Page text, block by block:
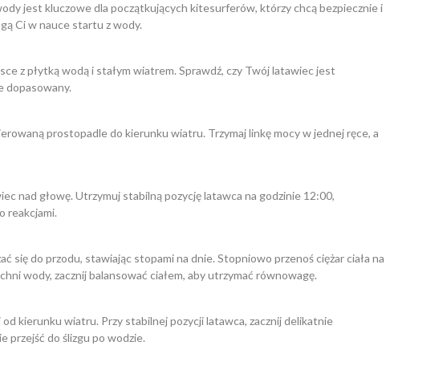
jest kluczowe dla początkujących kitesurferów, którzy chcą bezpiecznie i
Ci w nauce startu z wody.
z płytką wodą i stałym wiatrem. Sprawdź, czy Twój latawiec jest
dopasowany.
prostopadle do kierunku wiatru. Trzymaj linkę mocy w jednej ręce, a
nad głowę. Utrzymuj stabilną pozycję latawca na godzinie 12:00,
reakcjami.
się do przodu, stawiając stopami na dnie. Stopniowo przenoś ciężar ciała na
wody, zacznij balansować ciałem, aby utrzymać równowagę.
kierunku wiatru. Przy stabilnej pozycji latawca, zacznij delikatnie
przejść do ślizgu po wodzie.